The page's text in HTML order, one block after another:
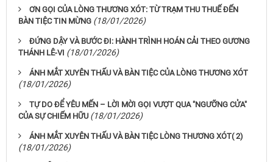
ƠN GỌI CỦA LÒNG THƯƠNG XÓT: TỪ TRẠM THU THUẾ ĐẾN
BÀN TIỆC TIN MỪNG (18/01/2026)
ĐỨNG DẬY VÀ BƯỚC ĐI: HÀNH TRÌNH HOÁN CẢI THEO GƯƠNG
THÁNH LÊ-VI (18/01/2026)
ÁNH MẮT XUYÊN THẤU VÀ BÀN TIỆC CỦA LÒNG THƯƠNG XÓT
(18/01/2026)
TỰ DO ĐỂ YÊU MẾN – LỜI MỜI GỌI VƯỢT QUA "NGƯỠNG CỬA"
CỦA SỰ CHIẾM HỮU (18/01/2026)
ÁNH MẮT XUYÊN THẤU VÀ BÀN TIỆC LÒNG THƯƠNG XÓT( 2)
(18/01/2026)